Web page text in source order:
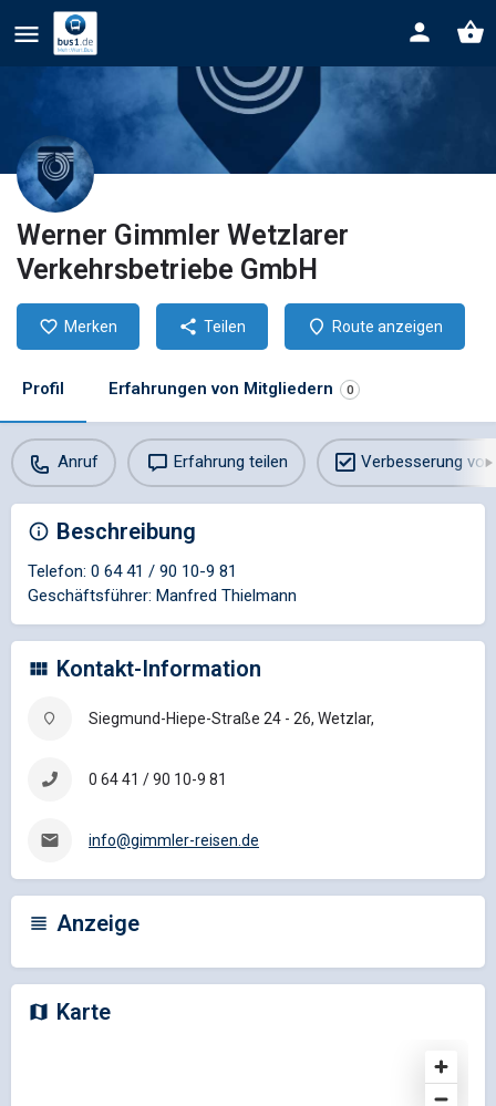
Werner Gimmler Wetzlarer
Verkehrsbetriebe GmbH
Merken Teilen Route anzeigen
Profil Erfahrungen von Mitgliedern 0
Anruf Erfahrung teilen Verbesserung
Beschreibung
Telefon: 0 64 41 / 90 10-9 81
Geschäftsführer: Manfred Thielmann
Kontakt-Information
Siegmund-Hiepe-Straße 24 - 26, Wetzlar,
0 64 41 / 90 10-9 81
info@gimmler-reisen.de
Anzeige
Karte